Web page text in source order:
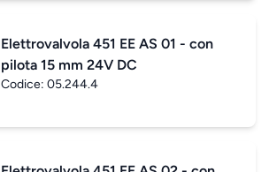
Elettrovalvola 451 EE AS 01 - con
pilota 15 mm 24V DC
Codice: 05.244.4